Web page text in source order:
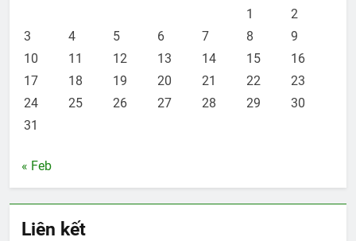
1
2
3
4 5 6 7 8
9
10
11 12 13 14 15
16
17
18 19 20 21 22
23
24
25 26 27 28 29
30
31
« Feb
Liên kết